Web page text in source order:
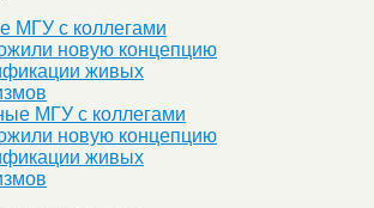
МГУ с коллегами
новую концепцию
живых